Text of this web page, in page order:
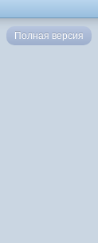
Полная версия